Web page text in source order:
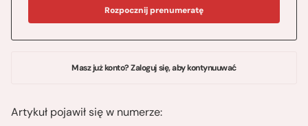
Rozpocznij prenumeratę
Masz już konto? Zaloguj się, aby kontynuuwać
Artykuł pojawił się w numerze: